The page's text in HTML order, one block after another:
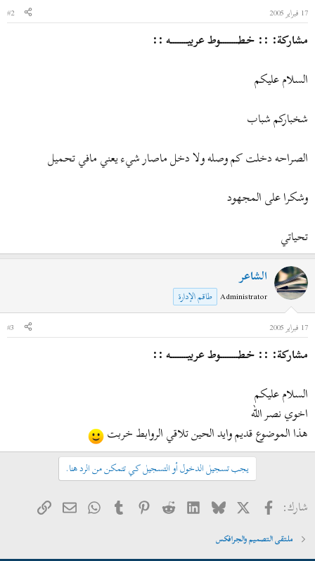
17 فبراير 2005
#2
مشاركة: :: خطــــــــوط عربيــــــــه ::
السلام عليكم
شخباركم شباب
الصراحه دخلت كم وصله ولا دخل ماصار شيء يعني مافي تحميل
وشكرا على المجهود
تحياتي
الشاعر
Administrator طاقم الإدارة
17 فبراير 2005
#3
مشاركة: :: خطــــــــوط عربيــــــــه ::
السلام عليكم
اخوي نصر الله
هذا الموضوع قديم وايد الحين تلاقي الروابط خربت
يجب تسجيل الدخول أو التسجيل كي تتمكن من الرد هنا.
شارك: فيسبوك
X
Bluesky
LinkedIn
Reddit
Pinterest
Tumblr
WhatsApp
البريدالرابط
ملتقى التصميم والجرافكس